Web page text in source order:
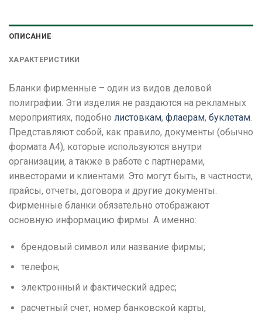
ОПИСАНИЕ
ХАРАКТЕРИСТИКИ
Бланки фирменные – один из видов деловой
полиграфии. Эти изделия не раздаются на рекламных
мероприятиях, подобно листовкам, флаерам, буклетам.
Представляют собой, как правило, документы (обычно
формата А4), которые используются внутри
организации, а также в работе с партнерами,
инвесторами и клиентами. Это могут быть, в частности,
прайсы, отчеты, договора и другие документы.
Фирменные бланки обязательно отображают
основную информацию фирмы. А именно:
брендовый символ или название фирмы;
телефон;
электронный и фактический адрес;
расчетный счет, номер банковской карты;